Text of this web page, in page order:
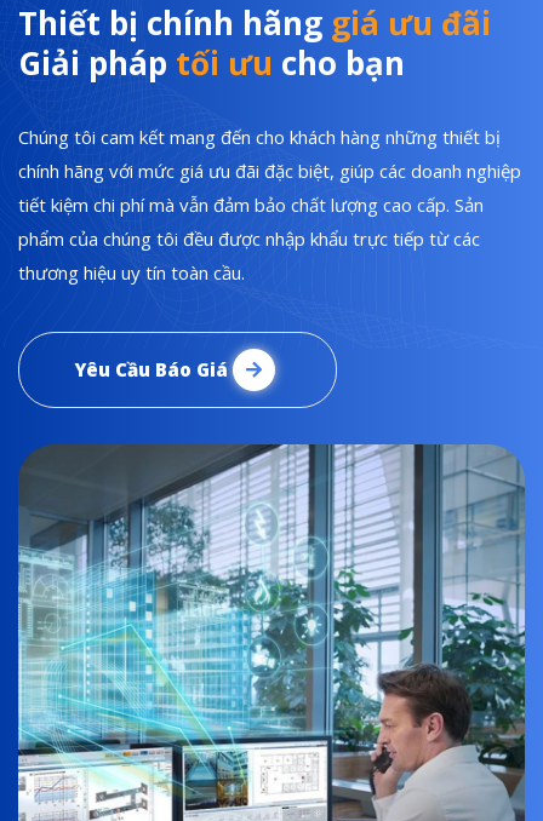
Thiết bị chính hãng giá ưu đãi
Giải pháp tối ưu cho bạn
Chúng tôi cam kết mang đến cho khách hàng những thiết bị
chính hãng với mức giá ưu đãi đặc biệt, giúp các doanh nghiệp
tiết kiệm chi phí mà vẫn đảm bảo chất lượng cao cấp. Sản
phẩm của chúng tôi đều được nhập khẩu trực tiếp từ các
thương hiệu uy tín toàn cầu.
Yêu Cầu Báo Giá